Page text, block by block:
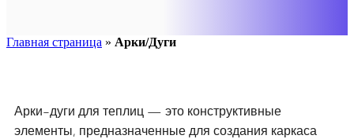
Главная страница » Арки/Дуги
Арки-дуги для теплиц — это конструктивные
элементы, предназначенные для создания каркаса